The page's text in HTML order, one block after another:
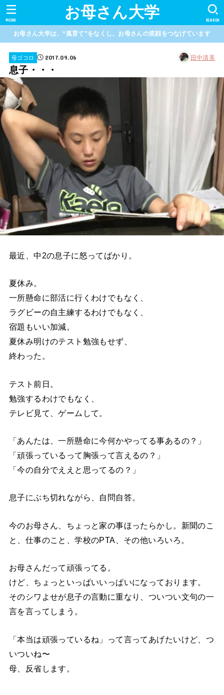
お母さん大学 SEARCH
MENU
お母さん大学は、“孤育て”をなくし、お母さんの笑顔をつなげています
母ゴコロ 2017.09.06 田中清美
息子・・・
最近、中2の息子に怒ってばかり。
夏休み。
一所懸命に部活に行くわけでもなく、
ラグビーの自主練するわけでもなく、
宿題もいい加減。
夏休み明けのテスト勉強もせず、
終わった。
テスト前日。
勉強するわけでもなく、
テレビ見て、ゲームして。
「あんたは、一所懸命に今何かやってる事あるの？」
「頑張っているって胸張って言えるの？」
「今の自分でええと思ってるの？」
息子にぶち切れながら、自問自答。
今のお母さん、ちょっと家の事ほったらかし。新聞のこ
と、仕事のこと、学校のPTA、その他いろいろ。
お母さんだって頑張ってる。
けど、ちょっといっぱいいっぱいになっております。
そのシワよせが息子の言動に重なり、ついつい文句の一
言を言ってしまう。
「本当は頑張っているね」って言ってあげたいけど、つ
いついね〜
母、反省します。